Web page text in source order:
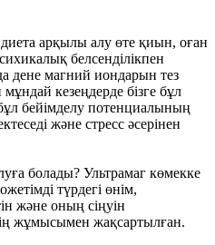
арқылы алу өте қиын, оған
белсенділікпен
дене магний иондарын тез
кезеңдерде бізге бұл
бейімделу потенциалының
және стресс әсерінен
болады? Ультрамаг көмекке
түрдегі өнім,
және оның сіңуін
жұмысымен жақсартылған.